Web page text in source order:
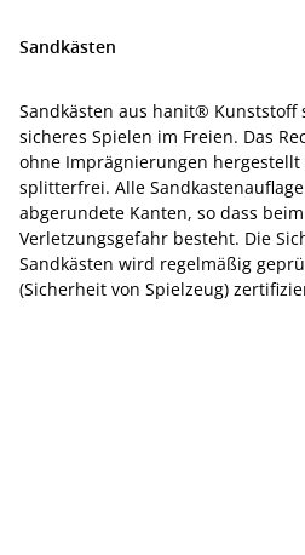
Sandkästen
Sandkästen aus hanit® Kunststoff
sicheres Spielen im Freien. Das
ohne Imprägnierungen
splitterfrei. Alle
abgerundete Kanten, so dass
Verletzungsgefahr besteht. Die
Sandkästen wird regelmäßig
(Sicherheit von Spielzeug)